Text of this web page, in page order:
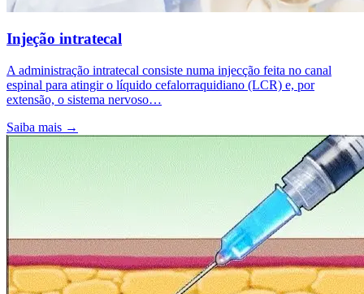
Injeção intratecal
A administração intratecal consiste numa injecção feita no canal
espinal para atingir o líquido cefalorraquidiano (LCR) e, por
extensão, o sistema nervoso…
Saiba mais →